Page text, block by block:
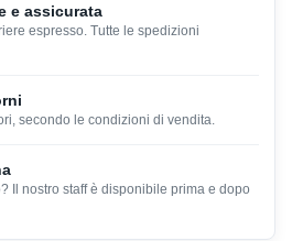
e assicurata
espresso. Tutte le spedizioni
secondo le condizioni di vendita.
Il nostro staff è disponibile prima e dopo